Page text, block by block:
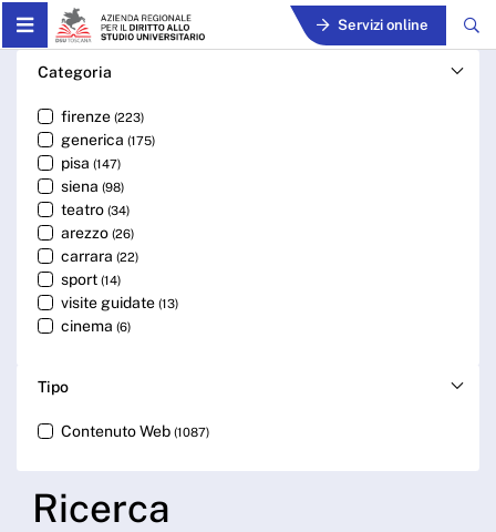
Skip to Main Content Servizi online
Cerca - ARDSU
Categoria
firenze (223)
generica (175)
pisa (147)
siena (98)
teatro (34)
arezzo (26)
carrara (22)
sport (14)
visite guidate (13)
cinema (6)
Tipo
Contenuto Web (1087)
Ricerca